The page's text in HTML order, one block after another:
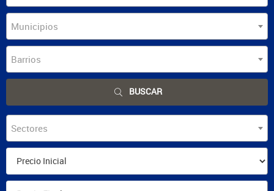
Municipios
Barrios
BUSCAR
Sectores